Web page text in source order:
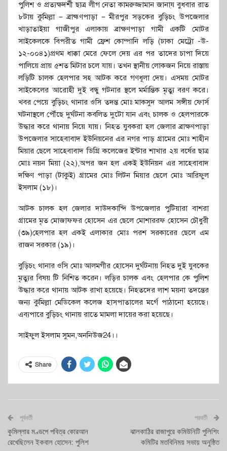
পুলিশ ও প্রত্যক্ষদর্শী ছাত্র লীগ নেতা কামরুজ্জামান জানা্য বুধবার রাত
৮টায় কুমিল্লা – ব্রাহ্মণপাড়া – মীরপুর সড়কের বুড়িচং উপজেলার
খাড়াতাইয়া গাজীপুর এলাকায় ব্রাক্ষণপাড়া গামী একটি মোটর
সাইকেলকে বিপরীত গামী ফ্রেশ কোম্পানি লড়ি (ঢাকা মেট্রো -উ-
১২-০০৪১)প্রথম ধাক্কা মেরে ফেলে দেয় এর পর তাদের চাপা দিয়ে
পালিয়ে প্রায় ৫শত মিটার চলে যায়। তখন স্থানীয় লোকজন নিয়ে রাস্তায়
লড়িটি চালক হেলপার সহ আটক করে গণধূলা দেয়। এসময় মোটর
সাইকেলের আরোহী দুই বন্ধু গটনার স্থলে মর্মান্তিক মৃত্যু বরণ করে।
খবর পেয়ে বুড়িচং থানার ওসি তদন্ত মোঃ মাকসুদ আলম সঙ্গীয় ফোর্স
ঘটনাস্থলে পৌঁছে দুর্ঘটনা কবলিত দুটো যান এবং চালক ও হেলপারকে
উদ্ধার করে থানায় নিয়ে যায়। নিহত যুবকরা হল জেলার ব্রাক্ষণপাড়া
উপজেলার সাহেবাবাদ ইউনিয়নের এর নগর পাড় গ্রামের মোঃ শাহীন
মিয়ার ছেলে সাহেবাবাদ ডিগ্রি কলেজের ইন্টার শাখার ২য় বর্ষের ছাত্র
মোঃ নয়ন মিয়া (২২),অপর জন হল একই ইউনিয়ন এর সাহেবাবাদ
দক্ষিণ পাড়া (টাকুই) গ্রামের মোঃ লিটন মিয়ার ছেলে মোঃ আরিফুল
ইসলাম (১৮)।
আটক চালক হল জেলার দাউদকান্দি উপজেলার পুটিয়ারা বাশরা
গ্রামের মৃত মোজাফফর হোসেন এর ছেলে মোশাররফ হোসেন চৌধুরী
(৩৯)হেলপার হল একই এলাকার মোঃ পরশ সরকারের ছেলে এম
রাজন সরকার (১৯)।
বুড়িচং থানার ওসি মোঃ আলমগীর হোসেন দুর্ঘটনায় নিহত দুই যুবকের
মৃত্যুর বিষয় টি নিশিত করেন। লড়ির চালক এবং হেলপার কে পুলিশ
উদ্ধার করে থানায় আটক রাখা হয়েছে। নিহতদের লাশ ময়না তদন্তের
জন্য কুমিল্লা মেডিকেল কলেজ হাসপাতালের মর্গে পাঠানো হয়েছে।
এব্যপারে বুড়িচং থানায় রাতে মামলা দায়ের করা হয়েছে।
সাইফুল ইসলাম সুমন,অননিউজ24।।
Share
পূর্ববর্তী
কুমিল্লার মণ্ডপে পবিত্র কোরআন
রেখেছিলেন ইকবাল হোসেন: পুলিশ
পরবর্তী
ঝালকাঠির রাজাপুরে কমিউনিটি পুলিশিং
কমিটির মতবিনিময় সভায় অনুষ্ঠিত